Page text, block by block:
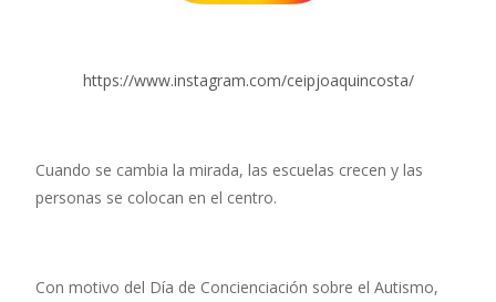
https://www.instagram.com/ceipjoaquincosta/
Cuando se cambia la mirada, las escuelas crecen y las
personas se colocan en el centro.
Con motivo del Día de Concienciación sobre el Autismo,